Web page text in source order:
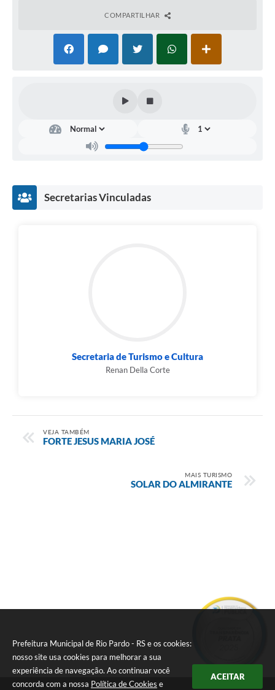
Prefeitura Municipal de Rio Pardo - RS e os cookies:
nosso site usa cookies para melhorar a sua
experiência de navegação. Ao continuar você
concorda com a nossa Política de Cookies e
ACEITAR
COMPARTILHAR
Secretarias Vinculadas
Secretaria de Turismo e Cultura
Renan Della Corte
VEJA TAMBÉM
FORTE JESUS MARIA JOSÉ
MAIS TURISMO
SOLAR DO ALMIRANTE